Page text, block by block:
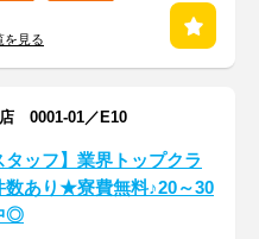
を見る
0001-01／E10
タッフ】業界トップクラ
数あり★寮費無料♪20～30
◎